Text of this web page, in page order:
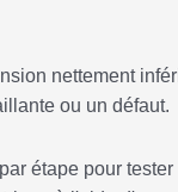
nettement
ou un défaut.